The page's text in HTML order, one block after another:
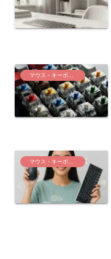
マウス・キーボード
マウス・キーボード